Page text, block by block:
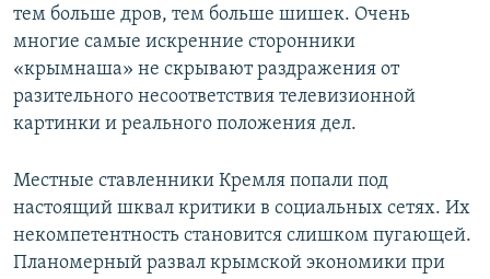
тем больше дров, тем больше шишек. Очень
многие самые искренние сторонники
«крымнаша» не скрывают раздражения от
разительного несоответствия телевизионной
картинки и реального положения дел.
Местные ставленники Кремля попали под
настоящий шквал критики в социальных сетях. Их
некомпетентность становится слишком пугающей.
Планомерный развал крымской экономики при